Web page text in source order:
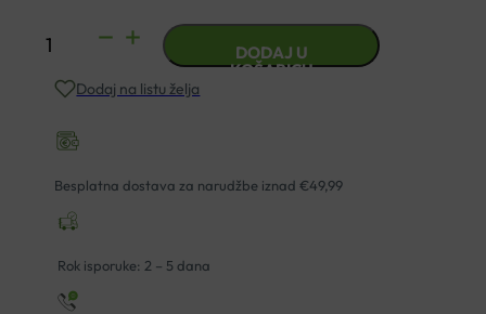
EUCERIN
PIGMENT
KREMA
50ML
DODAJ U
KOŠARICU
Dodaj na listu želja
Besplatna dostava za narudžbe iznad €49,99
Rok isporuke: 2 – 5 dana